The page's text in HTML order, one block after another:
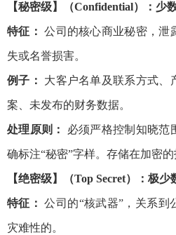
【秘密级】（Confidential）：少
特征： 公司的核心商业秘密，泄
失或名誉损害。
例子： 大客户名单及联系方式、
案、未发布的财务数据。
处理原则： 必须严格控制知晓范
确标注“秘密”字样。存储在加密的
【绝密级】（Top Secret）：极
特征： 公司的“核武器”，关系到
灾难性的。